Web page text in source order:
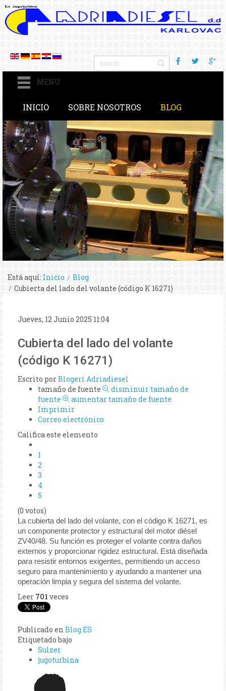
MENU
INICIO SOBRE NOSOTROS BLOG
Está aquí: Inicio
Blog
Cubierta del lado del volante (código K 16271)
Jueves, 12 Junio 2025 11:04
Cubierta del lado del volante
(código K 16271)
Escrito porBlogeri Adriadiesel
tamaño de fuente
disminuir tamaño de
fuente
aumentar tamaño de fuente
Imprimir
Correo electrónico
Califica este elemento
1
2
3
4
5
(0 votos)
La cubierta del lado del volante, con el código K 16271, es
un componente protector y estructural del motor diésel
ZV40/48. Su función es proteger el volante contra daños
externos y proporcionar rigidez estructural. Está diseñada
para resistir entornos exigentes, permitiendo un acceso
seguro para mantenimiento y ayudando a mantener una
operación limpia y segura del sistema del volante.
Leer 701 veces
Publicado en Blog ES
Etiquetado bajo
Sulzer
jugoturbina